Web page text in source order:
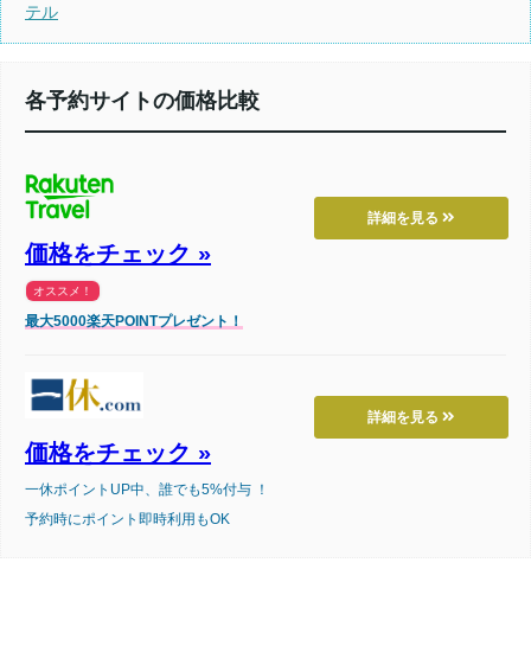
テル
各予約サイトの価格比較
詳細を見る
価格をチェック »
オススメ！
最大5000楽天POINTプレゼント！
詳細を見る
価格をチェック »
一休ポイントUP中、誰でも5%付与 ！
予約時にポイント即時利用もOK